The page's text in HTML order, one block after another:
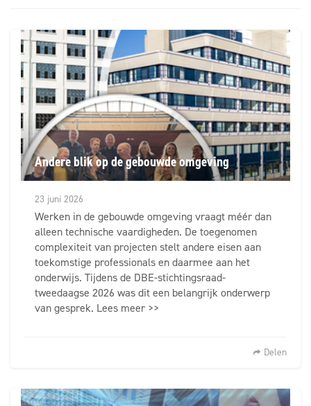
Andere blik op de gebouwde omgeving
23 juni 2026
Werken in de gebouwde omgeving vraagt méér dan
alleen technische vaardigheden. De toegenomen
complexiteit van projecten stelt andere eisen aan
toekomstige professionals en daarmee aan het
onderwijs. Tijdens de DBE-stichtingsraad-
tweedaagse 2026 was dit een belangrijk onderwerp
van gesprek. Lees meer >>
Delen